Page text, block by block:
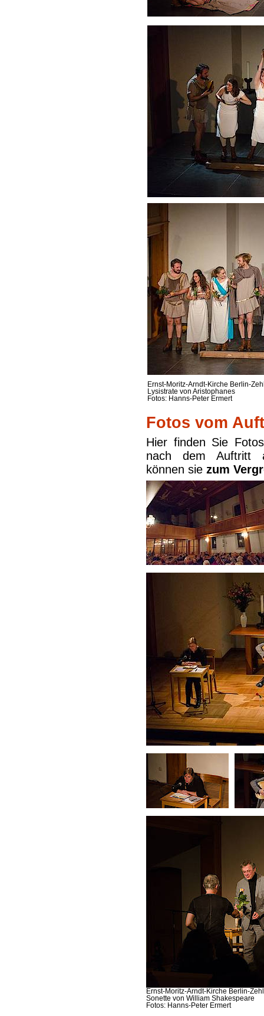
Ernst-Moritz-Arndt-Kirche Berlin-
Lysistrate von Aristophanes
Fotos: Hanns-Peter Ermert
Fotos vom
Hier finden Sie
nach dem Auftritt
können sie zum
Ernst-Moritz-Arndt-Kirche Berlin-
Sonette von William Shakespeare
Fotos: Hanns-Peter Ermert